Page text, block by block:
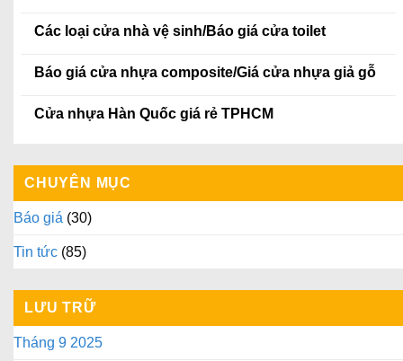
Các loại cửa nhà vệ sinh/Báo giá cửa toilet
Báo giá cửa nhựa composite/Giá cửa nhựa giả gỗ
Cửa nhựa Hàn Quốc giá rẻ TPHCM
CHUYÊN MỤC
Báo giá (30)
Tin tức (85)
LƯU TRỮ
Tháng 9 2025